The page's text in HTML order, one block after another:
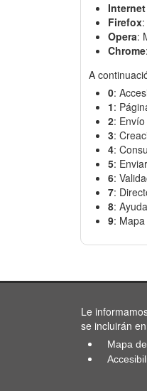
Firefox
Opera:
Chrome
A
0:
1:
2:
3:
4:
5:
6:
7:
8: Ayuda
9:
Le
se incluirán
Mapa